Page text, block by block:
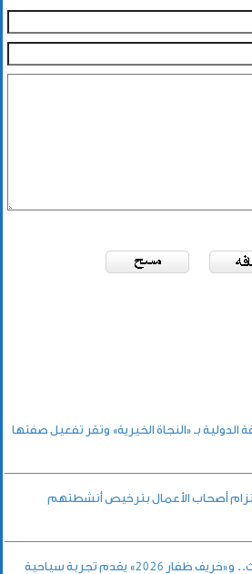
الدولية بـ «النجاة الخيرية» وتقر تفعيل صفتها
أصحاب الأعمال بترخيص أنشطتهم
الطبيعة تروي حكاية التراث.. و«خريف ظفار 2026» يقدم تجربة سياحية